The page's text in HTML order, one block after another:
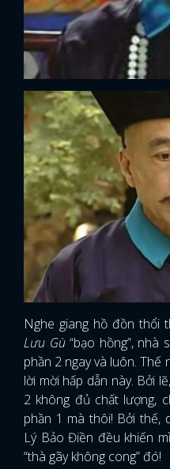
Nghe giang hồ đồn thổi
Lưu Gù“bạo hồng”, nhà
phần 2 ngay và luôn.
lời mời hấp dẫn này. Bởi
2 không đủ chất lượng,
phần 1 mà thôi! Bởi thế,
Lý Bảo Điền đều khiến
“thà gãy không cong” đó!